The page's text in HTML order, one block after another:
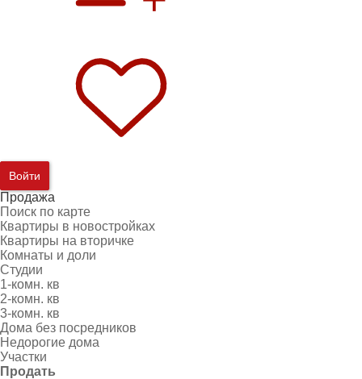
Войти
Продажа
Поиск по карте
Квартиры в новостройках
Квартиры на вторичке
Комнаты и доли
Студии
1-комн. кв
2-комн. кв
3-комн. кв
Дома без посредников
Недорогие дома
Участки
Продать